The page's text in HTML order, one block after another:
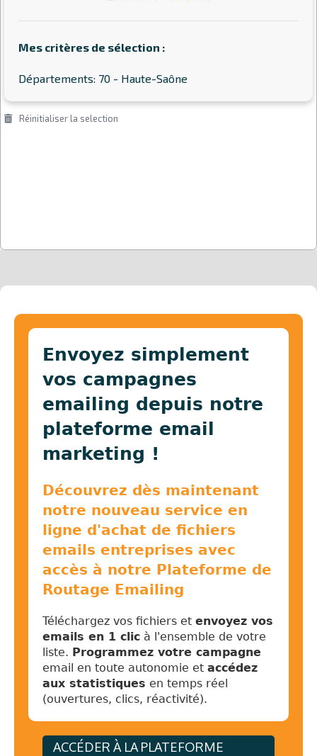
Envoyez simplement
vos campagnes
emailing depuis notre
plateforme email
marketing !
Découvrez dès maintenant
notre nouveau service en
ligne d'achat de fichiers
emails entreprises avec
accès à notre Plateforme de
Routage Emailing
Téléchargez vos fichiers et envoyez vos
emails en 1 clic à l'ensemble de votre
liste. Programmez votre campagne
email en toute autonomie et accédez
aux statistiques en temps réel
(ouvertures, clics, réactivité).
ACCÉDER À LA PLATEFORME